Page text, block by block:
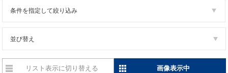
条件を指定して絞り込み
並び替え
リスト表示に切り替える 画像表示中